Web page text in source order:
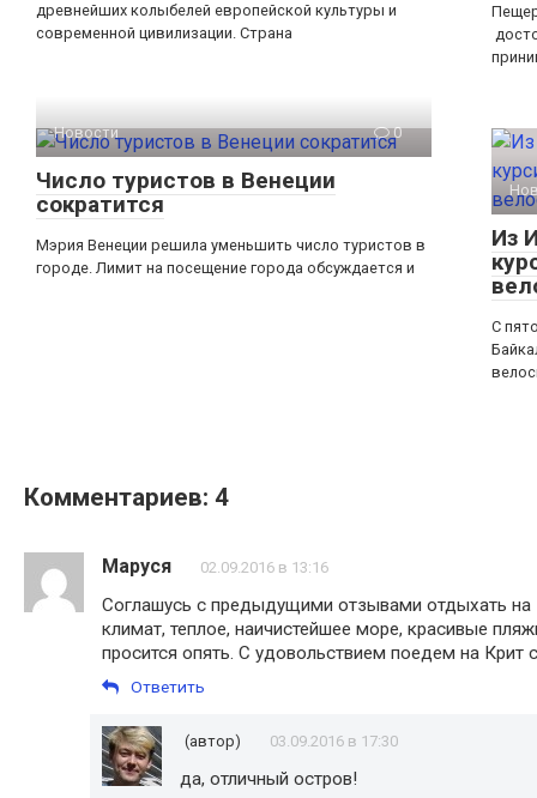
древнейших колыбелей европейской культуры и
современной цивилизации. Страна
Новости 0
Число туристов в Венеции
сократится
Мэрия Венеции решила уменьшить число туристов в
городе. Лимит на посещение города обсуждается и
Из
С
Комментариев: 4
Маруся 02.09.2016 в 13:16
Соглашусь с предыдущими отзывами отдыхать
климат, теплое, наичистейшее море, красивые
просится опять. С удовольствием поедем на Крит
Ответить
(автор) 03.09.2016 в 17:30
да, отличный остров!